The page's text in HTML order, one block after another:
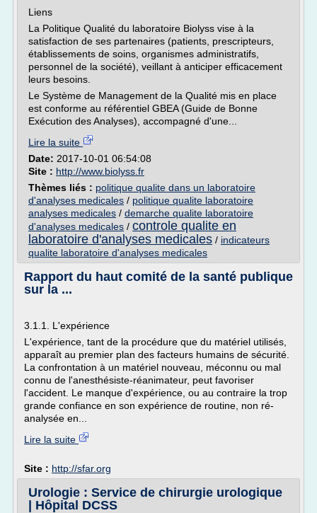
Liens
La Politique Qualité du laboratoire Biolyss vise à la
satisfaction de ses partenaires (patients, prescripteurs,
établissements de soins, organismes administratifs,
personnel de la société), veillant à anticiper efficacement
leurs besoins.
Le Système de Management de la Qualité mis en place
est conforme au référentiel GBEA (Guide de Bonne
Exécution des Analyses), accompagné d'une...
Lire la suite
Date: 2017-10-01 06:54:08
Site : http://www.biolyss.fr
Thèmes liés : politique qualite dans un laboratoire
d'analyses medicales / politique qualite laboratoire
analyses medicales / demarche qualite laboratoire
d'analyses medicales / controle qualite en
laboratoire d'analyses medicales / indicateurs
qualite laboratoire d'analyses medicales
Rapport du haut comité de la santé publique
sur la ...
3.1.1. L'expérience
L'expérience, tant de la procédure que du matériel utilisés,
apparaît au premier plan des facteurs humains de sécurité.
La confrontation à un matériel nouveau, méconnu ou mal
connu de l'anesthésiste-réanimateur, peut favoriser
l'accident. Le manque d'expérience, ou au contraire la trop
grande confiance en son expérience de routine, non ré-
analysée en...
Lire la suite
Site : http://sfar.org
Urologie : Service de chirurgie urologique
| Hôpital DCSS